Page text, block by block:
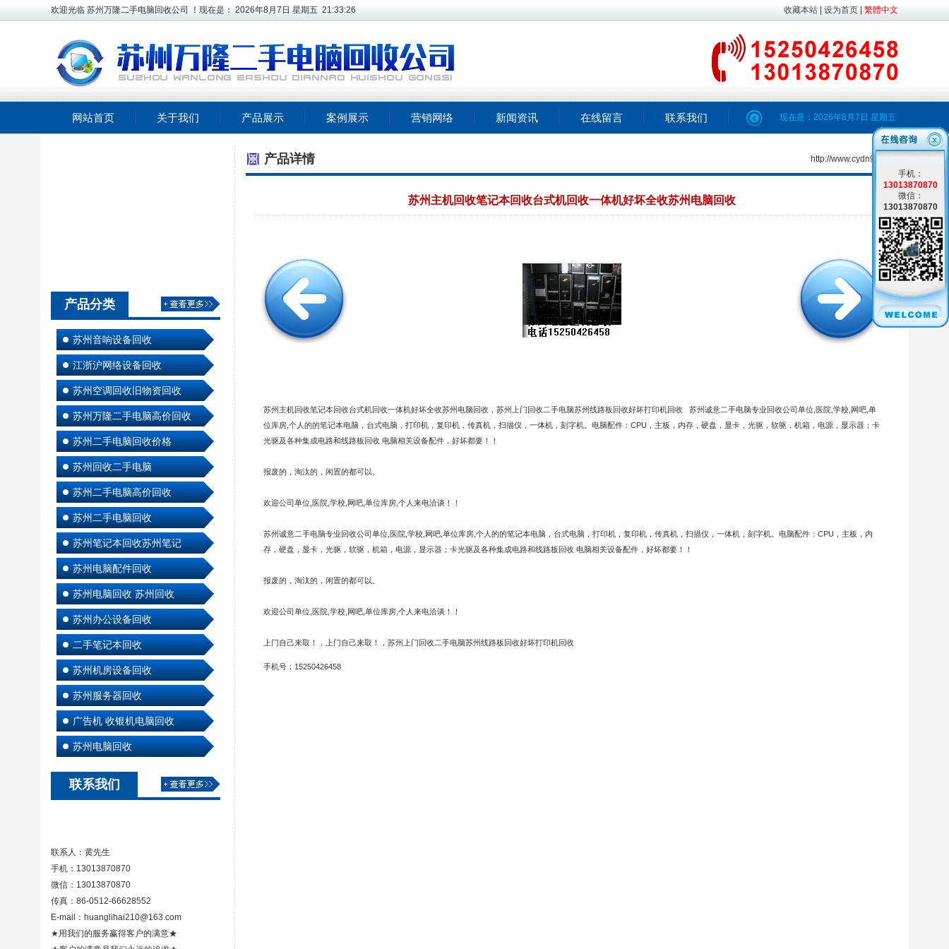
欢迎光临 苏州万隆二手电脑回收公司 ！现在是： 2026年8月7日 星期五 21:33:26 收藏本站 设为首页 繁體中文
网站首页 关于我们 产品展示 案例展示 营销网络 新闻资讯 在线留言 联系我们 现在是： 2026年8月7日 星期五
产品分类
苏州音响设备回收
江浙沪网络设备回收
苏州空调回收旧物资回收
苏州万隆二手电脑高价回收
苏州二手电脑回收价格
苏州回收二手电脑
苏州二手电脑高价回收
苏州二手电脑回收
苏州笔记本回收苏州笔记
苏州电脑配件回收
苏州电脑回收 苏州回收
苏州办公设备回收
二手笔记本回收
苏州机房设备回收
苏州服务器回收
广告机 收银机电脑回收
苏州电脑回收
联系我们
联系人：黄先生
手机：13013870870
微信：13013870870
传真：86-0512-66628552
E-mail：huanglihai210@163.com
★用我们的服务赢得客户的满意★
产品详情 http://www.cydn98.com
苏州主机回收笔记本回收台式机回收一体机好坏全收苏州电脑回收
苏州主机回收笔记本回收台式机回收一体机好坏全收苏州电脑回收，苏州上门回收二手电脑苏州线路板回收好坏打印机回收 苏州诚意二手电脑专业回收公司单位,医院,学校,网吧,单
位库房,个人的的笔记本电脑，台式电脑，打印机，复印机，传真机，扫描仪，一体机，刻字机。电脑配件：CPU，主板，内存，硬盘，显卡，光驱，软驱，机箱，电源，显示器；卡
光驱及各种集成电路和线路板回收 电脑相关设备配件，好坏都要！！
报废的，淘汰的，闲置的都可以。
欢迎公司单位,医院,学校,网吧,单位库房,个人来电洽谈！！
苏州诚意二手电脑专业回收公司单位,医院,学校,网吧,单位库房,个人的的笔记本电脑，台式电脑，打印机，复印机，传真机，扫描仪，一体机，刻字机。电脑配件：CPU，主板，内
存，硬盘，显卡，光驱，软驱，机箱，电源，显示器；卡光驱及各种集成电路和线路板回收 电脑相关设备配件，好坏都要！！
报废的，淘汰的，闲置的都可以。
欢迎公司单位,医院,学校,网吧,单位库房,个人来电洽谈！！
上门自己来取！， 上门自己来取！， 苏州上门回收二手电脑苏州线路板回收好坏打印机回收
手机号：15250426458
手机：
13013870870
微信：
13013870870